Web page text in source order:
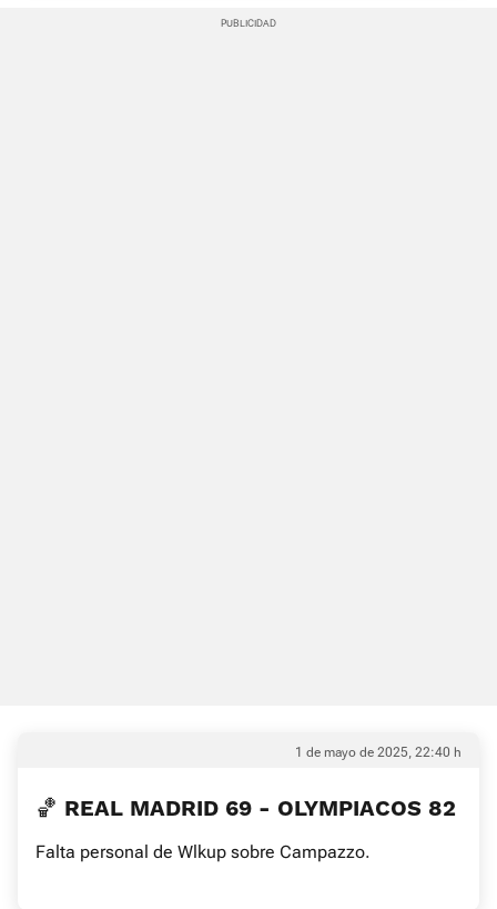
1 de mayo de 2025, 22:40 h
🏀 REAL MADRID 69 - OLYMPIACOS 82
Falta personal de Wlkup sobre Campazzo.